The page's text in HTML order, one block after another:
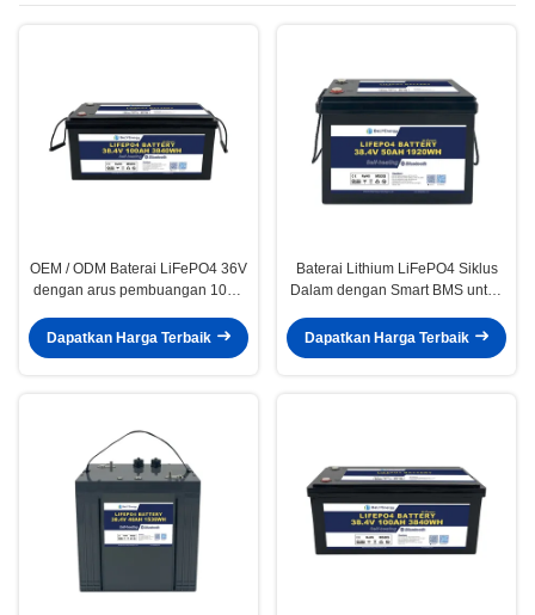
OEM / ODM Baterai LiFePO4 36V
dengan arus pembuangan 100A
tinggi
Dapatkan Harga Terbaik
Baterai Lithium LiFePO4 Siklus
Dalam dengan Smart BMS untuk
36V 50AH
Dapatkan Harga Terbaik